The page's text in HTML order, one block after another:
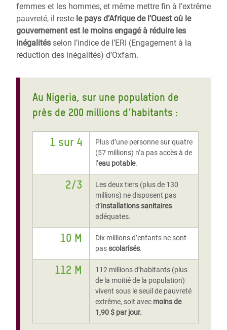
femmes et les hommes, et même mettre fin à l’extrême
pauvreté, il reste le pays d’Afrique de l’Ouest où le
gouvernement est le moins engagé à réduire les
inégalités selon l’indice de l’ERI (Engagement à la
réduction des inégalités) d’Oxfam.
Au Nigeria, sur une population de
près de 200 millions d’habitants :
1 sur 4
Plus d’une personne sur quatre
(57 millions) n’a pas accès à de
l’eau potable.
2/3
Les deux tiers (plus de 130
millions) ne disposent pas
d’installations sanitaires
adéquates.
10 M
Dix millions d’enfants ne sont
passcolarisés.
112 M
112 millions d’habitants (plus
de la moitié de la population)
vivent sous le seuil de pauvreté
extrême, soit avec moins de
1,90 $ par jour.